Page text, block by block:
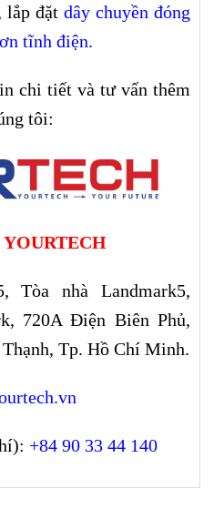
lắp đặt dây chuyền đóng
tĩnh điện.
chi tiết và tư vấn thêm
tôi:
Tòa nhà Landmark5,
720A Điện Biên Phủ,
Tp. Hồ Chí Minh.
+84 90 33 44 140